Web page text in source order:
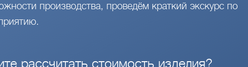
производства, проведём краткий экскурс по
рассчитать стоимость изделия?